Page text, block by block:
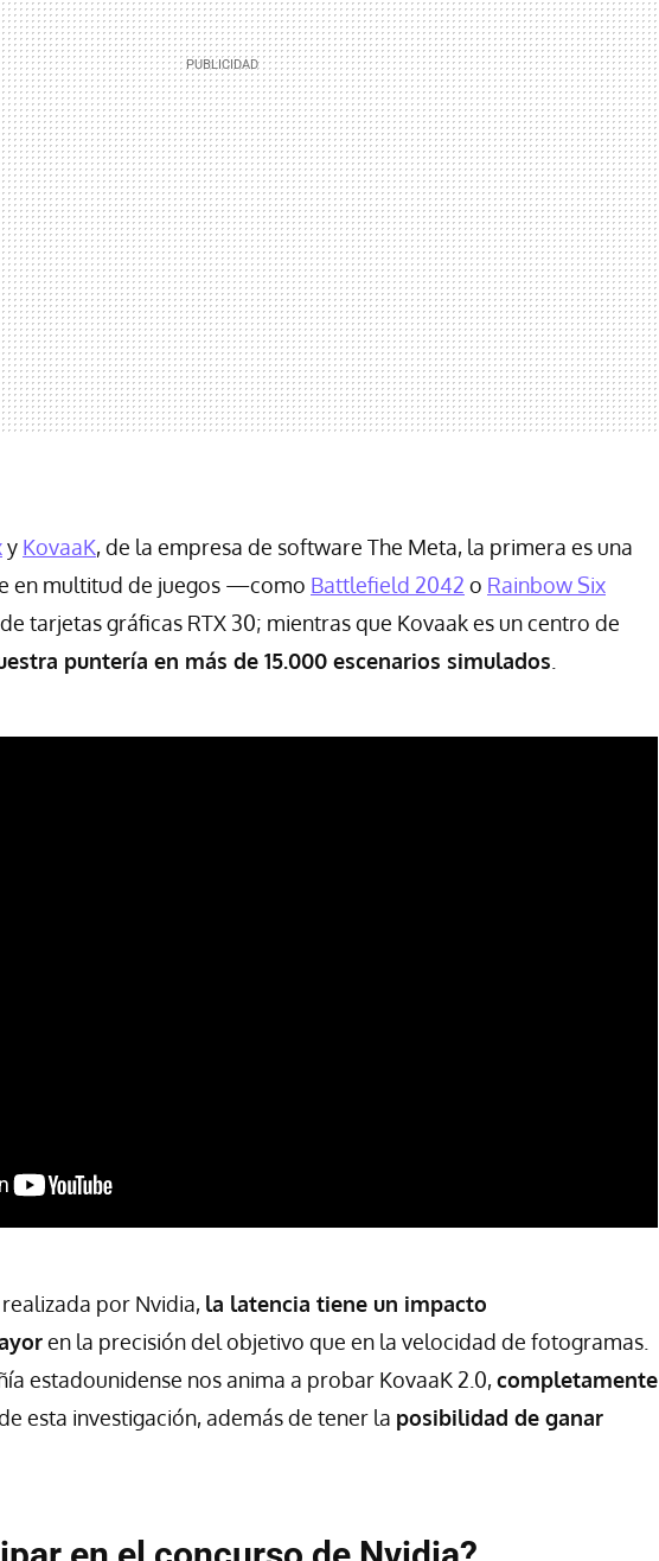
y KovaaK, de la empresa de software The Meta, la primera es una
en multitud de juegos —como Battlefield 2042 o Rainbow Six
tarjetas gráficas RTX 30; mientras que Kovaak es un centro de
puntería en más de 15.000 escenarios simulados
por Nvidia, la latencia tiene un impacto
en la precisión del objetivo que en la velocidad de fotogramas.
estadounidense nos anima a probar KovaaK 2.0,completamente
esta investigación, además de tener la posibilidad de ganar